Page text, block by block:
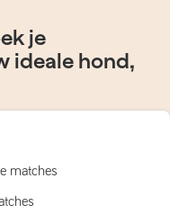
je
ideale hond,
matches